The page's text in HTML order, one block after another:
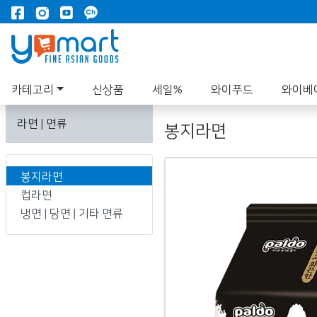
카테고리 신상품 세일% 와이푸드 와이베
라면 | 면류
봉지라면
컵라면
냉면 | 당면 | 기타 면류
봉지라면